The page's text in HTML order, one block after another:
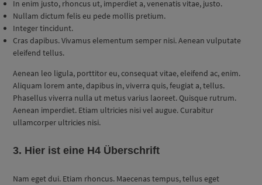
In enim justo, rhoncus ut, imperdiet a, venenatis vitae, justo.
Nullam dictum felis eu pede mollis pretium.
Integer tincidunt.
Cras dapibus. Vivamus elementum semper nisi. Aenean vulputate
eleifend tellus.
Aenean leo ligula, porttitor eu, consequat vitae, eleifend ac, enim.
Aliquam lorem ante, dapibus in, viverra quis, feugiat a, tellus.
Phasellus viverra nulla ut metus varius laoreet. Quisque rutrum.
Aenean imperdiet. Etiam ultricies nisi vel augue. Curabitur
ullamcorper ultricies nisi.
3. Hier ist eine H4 Überschrift
Nam eget dui. Etiam rhoncus. Maecenas tempus, tellus eget